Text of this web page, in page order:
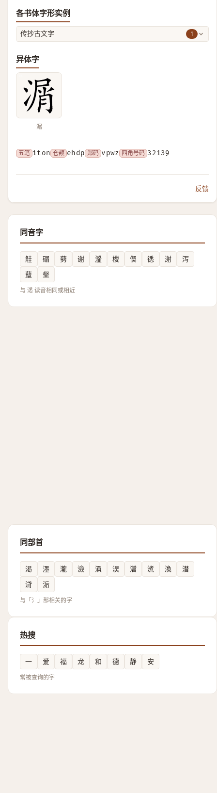
各书体字形实例
传抄古文字 1
异体字
㴮
五笔 iton 仓颉 ehdp 郑码 vpwz 四角号码 32139
反馈
同音字
觟 碿 㔑 谢 瀣 㰔 偰 㣰 㴬
泻
躠
韰
与 㴽 读音相同或相近
同部首
渇 濹 瀧 澰 㵋 洖 澢 㵭 渙
澘
浳
洉
与「氵」部相关的字
热搜
一 爱 福 龙 和 德 静 安
常被查询的字